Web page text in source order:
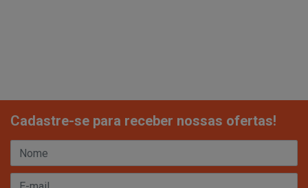
Cadastre-se para receber nossas ofertas!